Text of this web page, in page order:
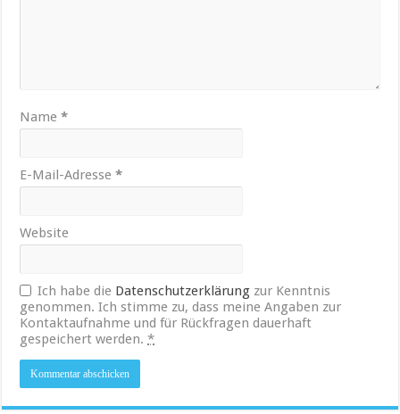
Name*
E-Mail-Adresse*
Website
Ich habe die Datenschutzerklärung zur Kenntnis
genommen. Ich stimme zu, dass meine Angaben zur
Kontaktaufnahme und für Rückfragen dauerhaft
gespeichert werden.*